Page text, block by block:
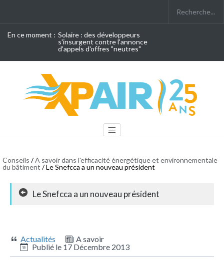
En ce moment : Solaire : des développeurs
s'insurgent contre l'annonce
d'appels d'offres "neutres"
Conseils /A savoir dans l'efficacité énergétique et environnementale
du bâtiment / Le Snefcca a un nouveau président
Le Snefcca a un nouveau président
Actualités
A savoir
Publié le 17 Décembre 2013